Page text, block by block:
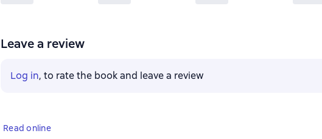
Leave a review
Log in, to rate the book and leave a review
Read online